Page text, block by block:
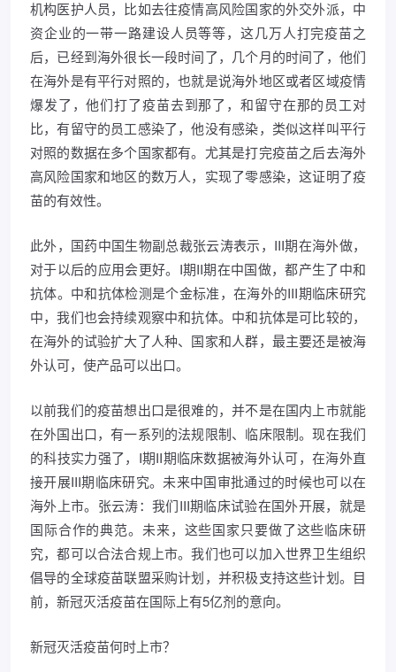
机构医护人员，比如去往疫情高风险国家的外交外派，中
资企业的一带一路建设人员等等，这几万人打完疫苗之
后，已经到海外很长一段时间了，几个月的时间了，他们
在海外是有平行对照的，也就是说海外地区或者区域疫情
爆发了，他们打了疫苗去到那了，和留守在那的员工对
比，有留守的员工感染了，他没有感染，类似这样叫平行
对照的数据在多个国家都有。尤其是打完疫苗之后去海外
高风险国家和地区的数万人，实现了零感染，这证明了疫
苗的有效性。
此外，国药中国生物副总裁张云涛表示，III期在海外做，
对于以后的应用会更好。I期II期在中国做，都产生了中和
抗体。中和抗体检测是个金标准，在海外的III期临床研究
中，我们也会持续观察中和抗体。中和抗体是可比较的，
在海外的试验扩大了人种、国家和人群，最主要还是被海
外认可，使产品可以出口。
以前我们的疫苗想出口是很难的，并不是在国内上市就能
在外国出口，有一系列的法规限制、临床限制。现在我们
的科技实力强了，I期II期临床数据被海外认可，在海外直
接开展III期临床研究。未来中国审批通过的时候也可以在
海外上市。张云涛：我们III期临床试验在国外开展，就是
国际合作的典范。未来，这些国家只要做了这些临床研
究，都可以合法合规上市。我们也可以加入世界卫生组织
倡导的全球疫苗联盟采购计划，并积极支持这些计划。目
前，新冠灭活疫苗在国际上有5亿剂的意向。
新冠灭活疫苗何时上市？